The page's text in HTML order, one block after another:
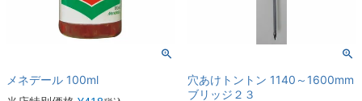
メネデール 100ml
穴あけトントン 1140～1600mm
ブリッジ２３